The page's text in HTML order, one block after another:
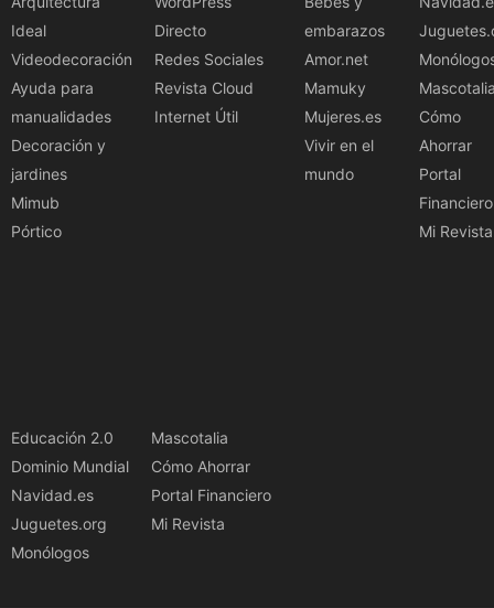
Ideal
Videodecoración
Ayuda para
manualidades
Decoración y
jardines
Mimub
Pórtico
Directo
Redes Sociales
Revista Cloud
Internet Útil
embarazos
Amor.net
Mamuky
Mujeres.es
Vivir en el
mundo
Cómo
Ahorrar
Portal
Financiero
Mi Revista
Educación 2.0
Dominio Mundial
Navidad.es
Juguetes.org
Monólogos
Mascotalia
Cómo Ahorrar
Portal Financiero
Mi Revista